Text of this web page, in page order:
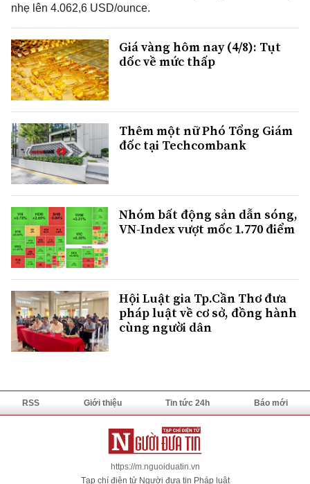
nhẹ lên 4.062,6 USD/ounce.
Giá vàng hôm nay (4/8): Tụt
dốc về mức thấp
Thêm một nữ Phó Tổng Giám
đốc tại Techcombank
Nhóm bất động sản dẫn sóng,
VN-Index vượt mốc 1.770 điểm
Hội Luật gia Tp.Cần Thơ đưa
pháp luật về cơ sở, đồng hành
cùng người dân
RSS Giới thiệu Tin tức 24h Báo mới
https://m.nguoiduatin.vn
Tạp chí điện tử Người đưa tin Pháp luật